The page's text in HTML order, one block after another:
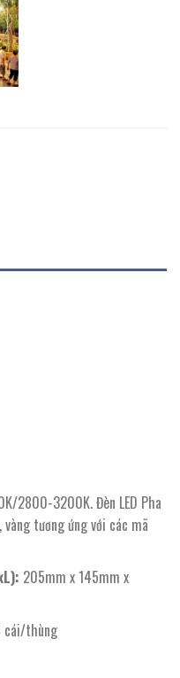
2800-3200K. Đèn LED Pha
tương ứng với các mã
205mm x 145mm x
cái/thùng